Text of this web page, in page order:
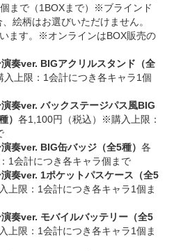
まで（1BOXまで）※ブラインド
絵柄はお選びいただけません。
ます。※オンラインはBOX販売の
奏ver. BIGアクリルスタンド（全
上限：1会計につき各キャラ1個
奏ver. バックステージパス風BIG
） 各1,100円（税込）※購入上限：
奏ver. BIG缶バッジ（全5種） 各
1会計につき各キャラ個まで
奏ver. 1ポケットパスケース（全5
上限：1会計につき各キャラ1個ま
奏ver. モバイルバッテリー（全5
上限：1会計につき各キャラ1個ま